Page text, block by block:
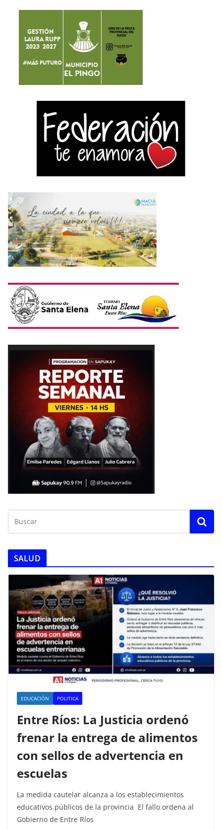
SALUD
EDUCACIÓN POLITICA
Entre Ríos: La Justicia ordenó
frenar la entrega de alimentos
con sellos de advertencia en
escuelas
La medida cautelar alcanza a los establecimientos
educativos públicos de la provincia El fallo ordena al
Gobierno de Entre Ríos